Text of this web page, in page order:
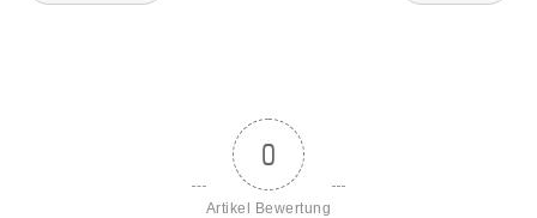
0
Artikel Bewertung